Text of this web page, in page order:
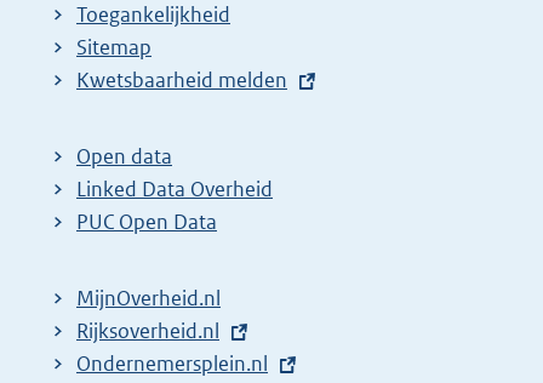
Toegankelijkheid
Sitemap
E
t
e
r
l
i
n
Kwetsbaarheid melden
Open data
Linked Data Overheid
PUC Open Data
MijnOverheid.nl
E
x
Rijksoverheid.nl
E
Ondernemersplein.nl